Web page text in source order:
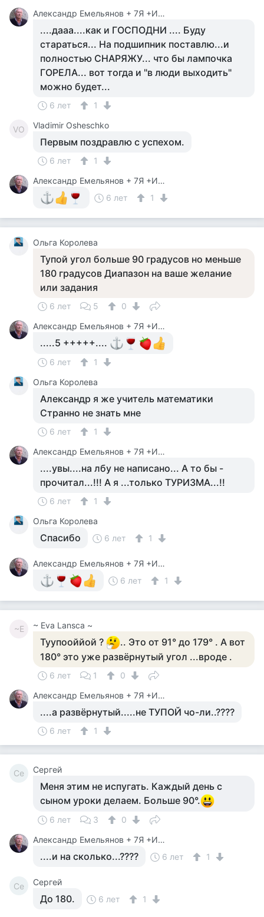
Александр Емельянов + 7Я +Инструктор Туризма
....дааа....как и ГОСПОДНИ .... Буду
стараться... На подшипник поставлю...и
полностью СНАРЯЖУ... что бы лампочка
ГОРЕЛА... вот тогда и "в люди выходить"
можно будет...
6 лет 1
VO Vladimir Osheschko
Первым поздравлю с успехом.
6 лет
1
Александр Емельянов + 7Я +Инструктор Туризма
6 лет
1
Ольга Королева
Тупой угол больше 90 градусов но меньше
180 градусов Диапазон на ваше желание
или задания
6 лет 5
0
Александр Емельянов + 7Я +Инструктор Туризма
.....5 +++++....
6 лет
1
Ольга Королева
Александр я же учитель математики
Странно не знать мне
6 лет
1
Александр Емельянов + 7Я +Инструктор Туризма
....увы....на лбу не написано... А то бы -
прочитал...!!! А я ...только ТУРИЗМА...!!
6 лет
1
Ольга Королева
Спасибо 6 лет 1
Александр Емельянов + 7Я +Инструктор Туризма
6 лет
1
~E ~ Eva Lansca ~
Туупооййой ?
.. Это от 91° до 179° . А вот
180° это уже развёрнутый угол ...вроде .
6 лет 1
0
Александр Емельянов + 7Я +Инструктор Туризма
....а развёрнутый.....не ТУПОЙ чо-ли..????
6 лет 1
Се Сергей
Меня этим не испугать. Каждый день с
сыном уроки делаем. Больше 90°.
6 лет 3
0
Александр Емельянов + 7Я +Инструктор Туризма
....и на сколько...???? 6 лет 1
Се Сергей
До 180. 6 лет 1